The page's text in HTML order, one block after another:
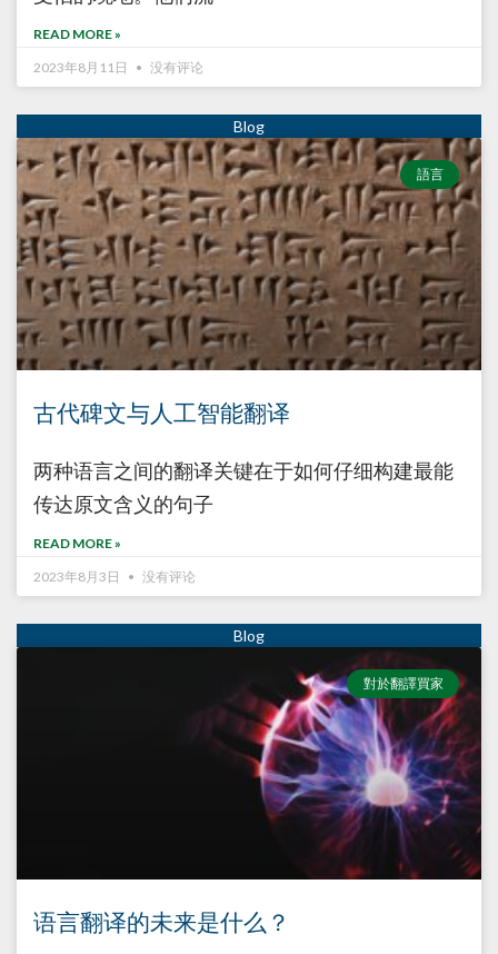
READ MORE »
2023年8月11日
没有评论
語言
古代碑文与人工智能翻译
两种语言之间的翻译关键在于如何仔细构建最能
传达原文含义的句子
READ MORE »
2023年8月3日
没有评论
對於翻譯買家
语言翻译的未来是什么？